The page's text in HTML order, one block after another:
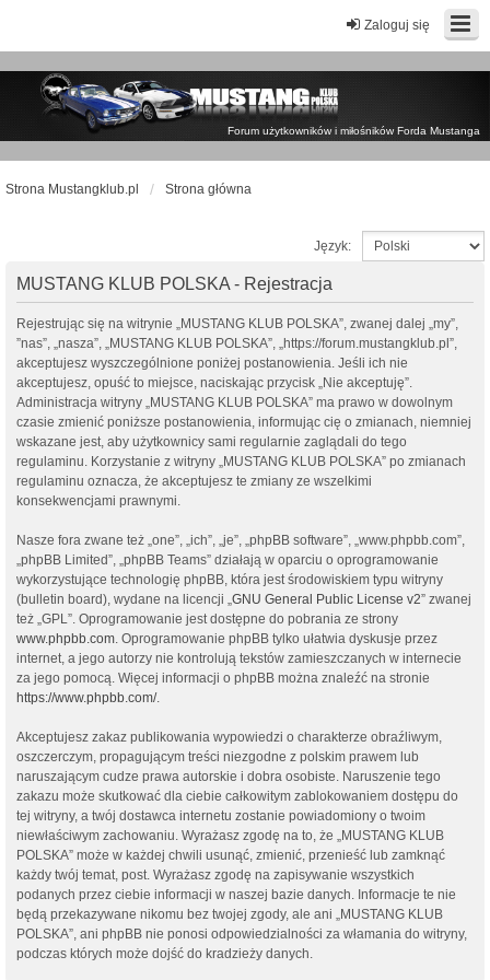
Zaloguj się
Forum użytkowników i miłośników Forda Mustanga
Strona Mustangklub.pl Strona główna
Język:
MUSTANG KLUB POLSKA - Rejestracja
Rejestrując się na witrynie „MUSTANG KLUB POLSKA”, zwanej dalej „my”,
”nas”, „nasza”, „MUSTANG KLUB POLSKA”, „https://forum.mustangklub.pl”,
akceptujesz wyszczególnione poniżej postanowienia. Jeśli ich nie
akceptujesz, opuść to miejsce, naciskając przycisk „Nie akceptuję”.
Administracja witryny „MUSTANG KLUB POLSKA” ma prawo w dowolnym
czasie zmienić poniższe postanowienia, informując cię o zmianach, niemniej
wskazane jest, aby użytkownicy sami regularnie zaglądali do tego
regulaminu. Korzystanie z witryny „MUSTANG KLUB POLSKA” po zmianach
regulaminu oznacza, że akceptujesz te zmiany ze wszelkimi
konsekwencjami prawnymi.
Nasze fora zwane też „one”, „ich”, „je”, „phpBB software”, „www.phpbb.com”,
„phpBB Limited”, „phpBB Teams” działają w oparciu o oprogramowanie
wykorzystujące technologię phpBB, która jest środowiskiem typu witryny
(bulletin board), wydane na licencji „GNU General Public License v2” zwanej
też „GPL”. Oprogramowanie jest dostępne do pobrania ze strony
www.phpbb.com. Oprogramowanie phpBB tylko ułatwia dyskusje przez
internet, a jego autorzy nie kontrolują tekstów zamieszczanych w internecie
za jego pomocą. Więcej informacji o phpBB można znaleźć na stronie
https://www.phpbb.com/.
Akceptujesz zakaz publikowania wypowiedzi o charakterze obraźliwym,
oszczerczym, propagującym treści niezgodne z polskim prawem lub
naruszającym cudze prawa autorskie i dobra osobiste. Naruszenie tego
zakazu może skutkować dla ciebie całkowitym zablokowaniem dostępu do
tej witryny, a twój dostawca internetu zostanie powiadomiony o twoim
niewłaściwym zachowaniu. Wyrażasz zgodę na to, że „MUSTANG KLUB
POLSKA” może w każdej chwili usunąć, zmienić, przenieść lub zamknąć
każdy twój temat, post. Wyrażasz zgodę na zapisywanie wszystkich
podanych przez ciebie informacji w naszej bazie danych. Informacje te nie
będą przekazywane nikomu bez twojej zgody, ale ani „MUSTANG KLUB
POLSKA”, ani phpBB nie ponosi odpowiedzialności za włamania do witryny,
podczas których może dojść do kradzieży danych.